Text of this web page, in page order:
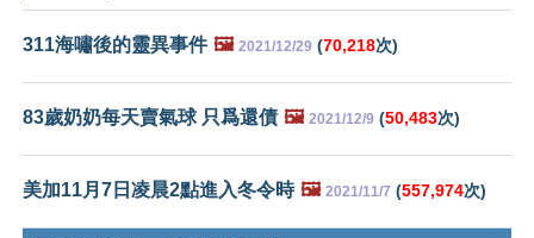
311海嘯後的靈異事件 🖼️ 2021/12/29 (70,218次)
83歲奶奶每天賣氣球 只爲還債 🖼️ 2021/12/9 (50,483次)
美加11月7日凌晨2點進入冬令時 🖼️ 2021/11/7 (557,974次)